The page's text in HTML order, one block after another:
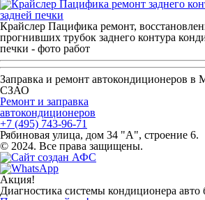
Крайслер Пацифика ремонт,
прогнивших трубок заднего контура
печки - фото работ
Заправка и ремонт автокондиционеров
СЗАО
Ремонт и заправка
автокондиционеров
+7 (495) 743-96-71
Рябиновая улица, дом 34 "А", строение 6.
© 2024. Все права защищены.
Акция!
Диагностика системы кондиционера авто